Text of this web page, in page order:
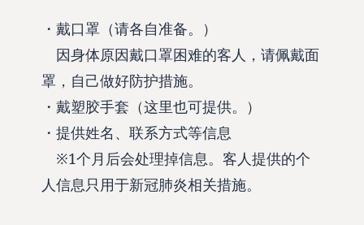
・戴口罩（请各自准备。）
因身体原因戴口罩困难的客人，请佩戴面
罩，自己做好防护措施。
・戴塑胶手套（这里也可提供。）
・提供姓名、联系方式等信息
※1个月后会处理掉信息。客人提供的个
人信息只用于新冠肺炎相关措施。